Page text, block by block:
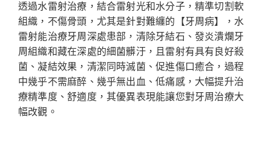
透過水雷射治療，結合雷射光和水分子，精準切割軟
組織，不傷骨頭，尤其是針對難纏的【牙周病】，水
雷射能治療牙周深處患部，清除牙結石、發炎潰爛牙
周組織和藏在深處的細菌髒汙，且雷射有具有良好殺
菌、凝結效果，清潔同時滅菌、促進傷口癒合，過程
中幾乎不需麻醉、幾乎無出血、低痛感，大幅提升治
療精準度、舒適度，其優異表現能讓您對牙周治療大
幅改觀。